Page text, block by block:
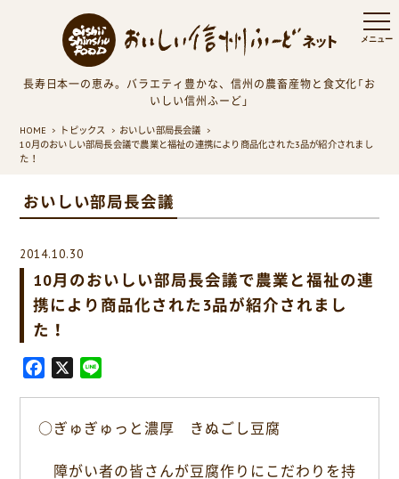
長寿日本一の恵み。バラエティ豊かな、信州の農畜産物と食文化「お
いしい信州ふーど」
HOME トピックス
おいしい部局長会議
10月のおいしい部局長会議で農業と福祉の連携により商品化された3品が紹介されまし
た！
おいしい部局長会議
2014.10.30
10月のおいしい部局長会議で農業と福祉の連
携により商品化された3品が紹介されまし
た！
e
X
e
○ぎゅぎゅっと濃厚 きぬごし豆腐
障がい者の皆さんが豆腐作りにこだわりを持